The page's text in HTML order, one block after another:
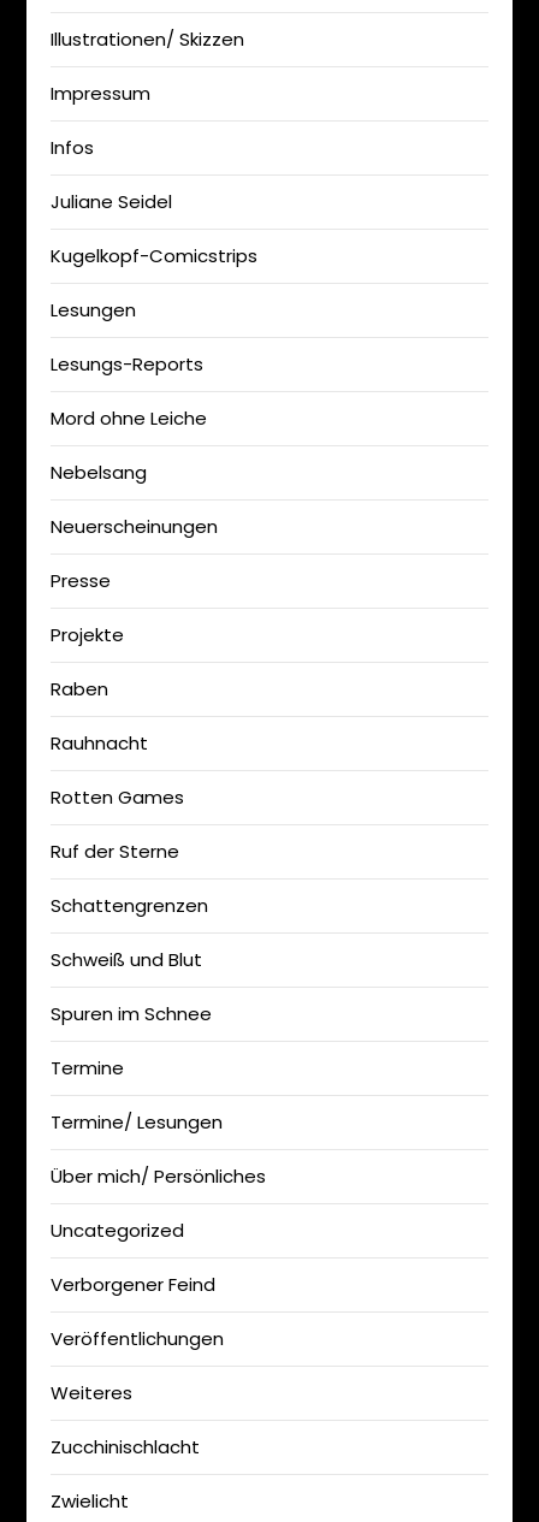
Illustrationen/ Skizzen
Impressum
Infos
Juliane Seidel
Kugelkopf-Comicstrips
Lesungen
Lesungs-Reports
Mord ohne Leiche
Nebelsang
Neuerscheinungen
Presse
Projekte
Raben
Rauhnacht
Rotten Games
Ruf der Sterne
Schattengrenzen
Schweiß und Blut
Spuren im Schnee
Termine
Termine/ Lesungen
Über mich/ Persönliches
Uncategorized
Verborgener Feind
Veröffentlichungen
Weiteres
Zucchinischlacht
Zwielicht